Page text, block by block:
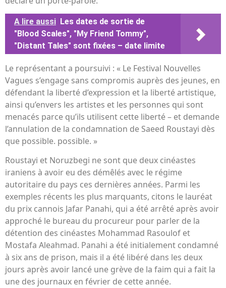
A lire aussi Les dates de sortie de
"Blood Scales", "My Friend Tommy",
"Distant Tales" sont fixées – date limite
Le représentant a poursuivi : « Le Festival Nouvelles
Vagues s’engage sans compromis auprès des jeunes, en
défendant la liberté d’expression et la liberté artistique,
ainsi qu’envers les artistes et les personnes qui sont
menacés parce qu’ils utilisent cette liberté – et demande
l’annulation de la condamnation de Saeed Roustayi dès
que possible. possible. »
Roustayi et Noruzbegi ne sont que deux cinéastes
iraniens à avoir eu des démêlés avec le régime
autoritaire du pays ces dernières années. Parmi les
exemples récents les plus marquants, citons le lauréat
du prix cannois Jafar Panahi, qui a été arrêté après avoir
approché le bureau du procureur pour parler de la
détention des cinéastes Mohammad Rasoulof et
Mostafa Aleahmad. Panahi a été initialement condamné
à six ans de prison, mais il a été libéré dans les deux
jours après avoir lancé une grève de la faim qui a fait la
une des journaux en février de cette année.